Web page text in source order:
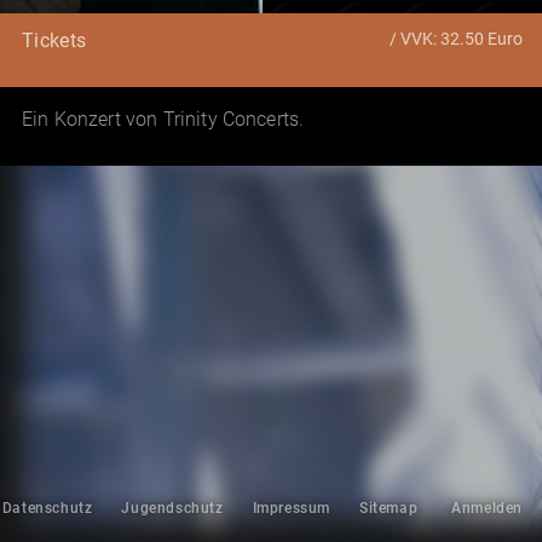
Tickets / VVK: 32.50 Euro
Ein Konzert von Trinity Concerts.
Datenschutz Jugendschutz Impressum Sitemap Anmelden